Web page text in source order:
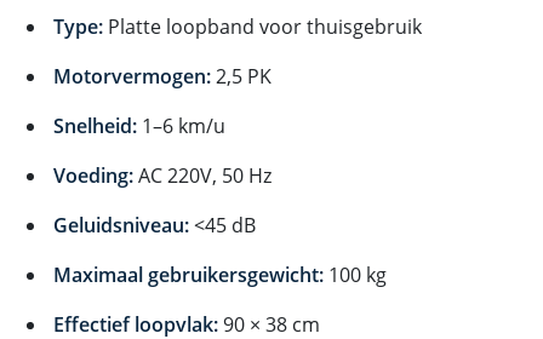
Type: Platte loopband voor thuisgebruik
Motorvermogen:2,5 PK
Snelheid: 1–6 km/u
Voeding:AC 220V, 50 Hz
Geluidsniveau:<45 dB
Maximaal gebruikersgewicht: 100 kg
Effectief loopvlak:90 × 38 cm